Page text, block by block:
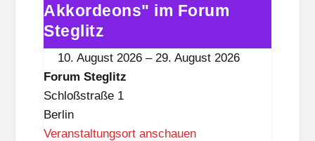
e
g
l
i
t
z
„600
Akkordeons"
im
Forum
Steglitz
Akkordeons" im Forum
Steglitz
10. August 2026 – 29. August 2026
Forum Steglitz
Schloßstraße 1
Berlin
Veranstaltungsort anschauen